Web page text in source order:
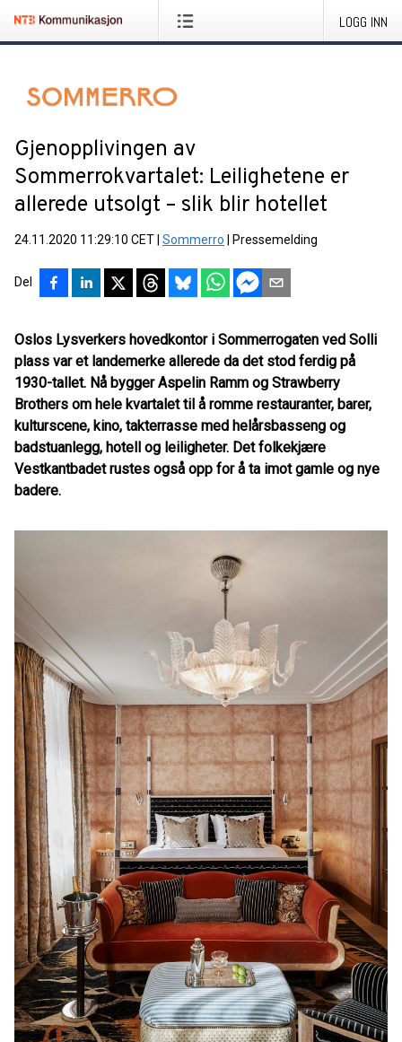
LOGG INN
Gjenopplivingen av
Sommerrokvartalet: Leilighetene er
allerede utsolgt – slik blir hotellet
24.11.2020 11:29:10 CET Sommerro Pressemelding
Del
Oslos Lysverkers hovedkontor i Sommerrogaten ved Solli
plass var et landemerke allerede da det stod ferdig på
1930-tallet. Nå bygger Aspelin Ramm og Strawberry
Brothers om hele kvartalet til å romme restauranter, barer,
kulturscene, kino, takterrasse med helårsbasseng og
badstuanlegg, hotell og leiligheter. Det folkekjære
Vestkantbadet rustes også opp for å ta imot gamle og nye
badere.